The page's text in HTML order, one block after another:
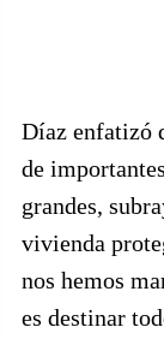
Díaz enfatizó
de
grandes,
vivienda
nos hemos
es destinar